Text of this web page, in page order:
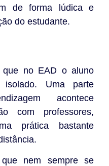
de forma lúdica e
do estudante.
que no EAD o aluno
Uma parte
acontece
com professores,
prática bastante
nem sempre se